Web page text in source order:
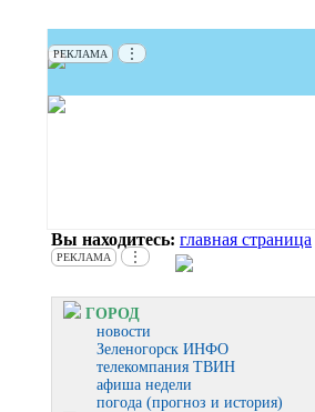
РЕКЛАМА ⋮
Вы находитесь: главная страница
РЕКЛАМА ⋮
ГОРОД
новости
Зеленогорск ИНФО
телекомпания ТВИН
афиша недели
погода (прогноз и история)